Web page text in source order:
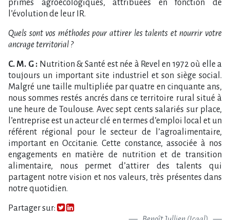
primes agroécologiques, attribuées en fonction de
l’évolution de leur IR.
Quels sont vos méthodes pour attirer les talents et nourrir votre
ancrage territorial ?
C. M. G : Nutrition & Santé est née à Revel en 1972 où elle a
toujours un important site industriel et son siège social.
Malgré une taille multipliée par quatre en cinquante ans,
nous sommes restés ancrés dans ce territoire rural situé à
une heure de Toulouse. Avec sept cents salariés sur place,
l’entreprise est un acteur clé en termes d’emploi local et un
référent régional pour le secteur de l’agroalimentaire,
important en Occitanie. Cette constance, associée à nos
engagements en matière de nutrition et de transition
alimentaire, nous permet d’attirer des talents qui
partagent notre vision et nos valeurs, très présentes dans
notre quotidien.
Partager sur: